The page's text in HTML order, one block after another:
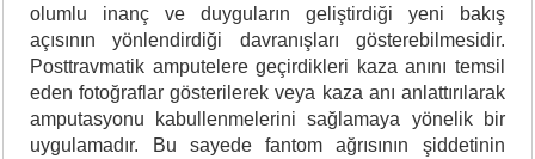
olumlu inanç ve duyguların geliştirdiği yeni bakış
açısının yönlendirdiği davranışları gösterebilmesidir.
Posttravmatik amputelere geçirdikleri kaza anını temsil
eden fotoğraflar gösterilerek veya kaza anı anlattırılarak
amputasyonu kabullenmelerini sağlamaya yönelik bir
uygulamadır. Bu sayede fantom ağrısının şiddetinin